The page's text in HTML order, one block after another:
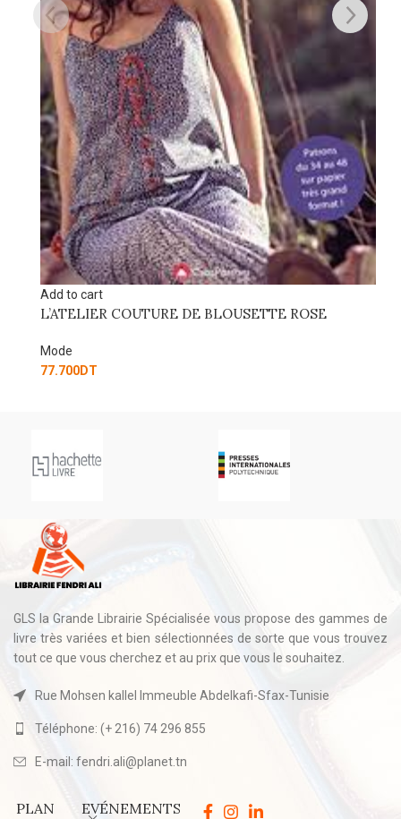
Add to cart
1970 PATTERNS
Mode
35.750DT
GLS la Grande Librairie Spécialisée vous propose des gammes de
livre très variées et bien sélectionnées de sorte que vous trouvez
tout ce que vous cherchez et au prix que vous le souhaitez.
Rue Mohsen kallel Immeuble Abdelkafi-Sfax-Tunisie
Téléphone: (+ 216) 74 296 855
E-mail: fendri.ali@planet.tn
PLAN
EVÉNEMENTS